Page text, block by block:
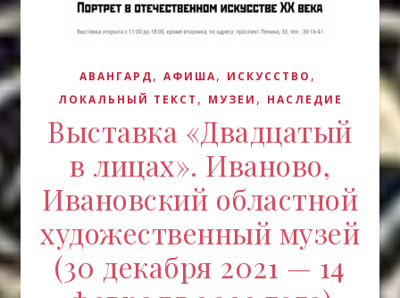
АВАНГАРД, АФИША, ИСКУCСТВО ,
ЛОКАЛЬНЫЙ ТЕКСТ , МУЗЕИ , НАСЛЕДИЕ
Выставка «Двадцатый
в лицах». Иваново,
Ивановский областной
художественный музей
(30 декабря 2021 — 14